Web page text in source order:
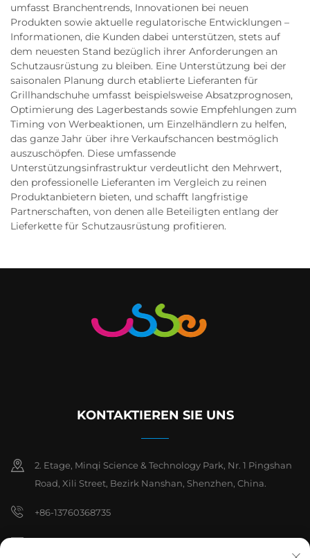
umfasst Branchentrends, Innovationen bei neuen
Produkten sowie aktuelle regulatorische Entwicklungen –
Informationen, die Kunden dabei unterstützen, stets auf
dem neuesten Stand bezüglich ihrer Anforderungen an
Schutzausrüstung zu bleiben. Eine Unterstützung bei der
saisonalen Planung durch etablierte Lieferanten für
Grillhandschuhe umfasst beispielsweise Absatzprognosen,
Optimierung des Lagerbestands sowie Empfehlungen zum
Timing von Werbeaktionen, um Einzelhändlern zu helfen,
das ganze Jahr über ihre Verkaufschancen bestmöglich
auszuschöpfen. Diese umfassende
Unterstützungsinfrastruktur verdeutlicht den Mehrwert,
den professionelle Lieferanten im Vergleich zu reinen
Produktanbietern bieten, und schafft langfristige
Partnerschaften, von denen alle Beteiligten entlang der
Lieferkette für Schutzausrüstung profitieren.
KONTAKTIEREN SIE UNS
2. Etage, Minqi Science & Technology Park, Nr. 1 Pingshan
Road, Xili Street, Bezirk Nanshan, Shenzhen, China.
+86-13760368735